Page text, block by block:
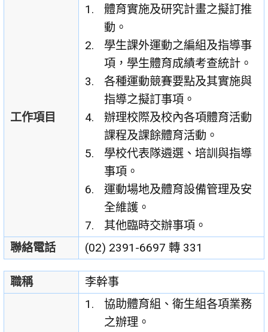
工作項目
體育實施及研究計畫之擬訂推
動。
學生課外運動之編組及指導事
項，學生體育成績考查統計。
各種運動競賽要點及其實施與
指導之擬訂事項。
辦理校際及校內各項體育活動
課程及課餘體育活動。
學校代表隊遴選、培訓與指導
事項。
運動場地及體育設備管理及安
全維護。
其他臨時交辦事項。
聯絡電話
(02) 2391-6697 轉 331
職稱 李幹事
協助體育組、衛生組各項業務
之辦理。